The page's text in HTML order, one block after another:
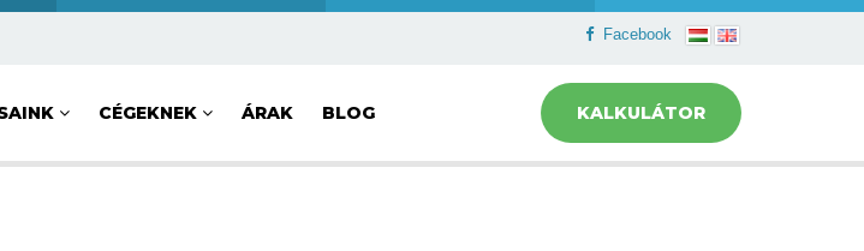
Facebook
CÉGEKNEK ÁRAK BLOG KALKULÁTOR